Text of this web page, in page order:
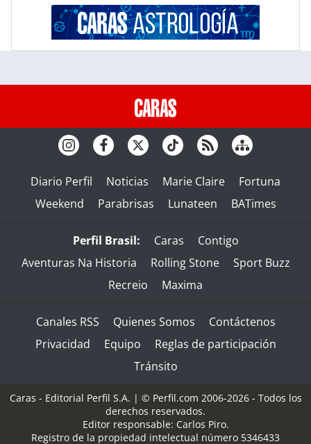
Diario Perfil Noticias Marie Claire
Fortuna
Weekend
Parabrisas Lunateen BATimes
Perfil Brasil: Caras
Contigo
Aventuras Na Historia
Rolling Stone
Sport Buzz
Recreio
Maxima
Canales RSS Quienes Somos
Contáctenos
Privacidad
Equipo
Reglas de participación
Tránsito
Caras - Editorial Perfil S.A. | © Perfil.com 2006-2026 - Todos los
derechos reservados.
Editor responsable: Carlos Piro.
Registro de la propiedad intelectual número 5346433